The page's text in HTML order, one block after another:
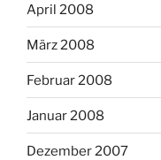
April 2008
März 2008
Februar 2008
Januar 2008
Dezember 2007